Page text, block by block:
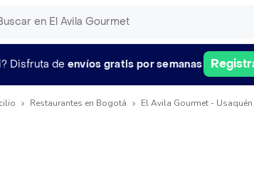
Disfruta de envíos gratis por semanas
Restaurantes en Bogotá El Avila Gourmet -